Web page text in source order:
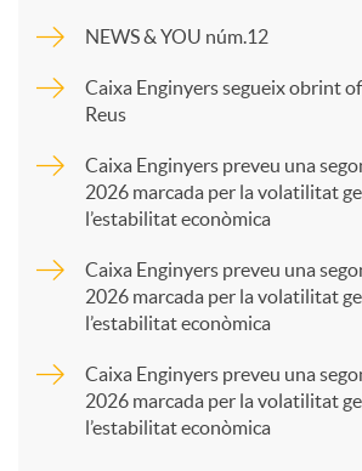
p
a
NEWS & YOU núm.12
Caixa Enginyers segueix obrint
Reus
Caixa Enginyers preveu una
2026 marcada per la volatilitat
l’estabilitat econòmica
Caixa Enginyers preveu una
2026 marcada per la volatilitat
l’estabilitat econòmica
Caixa Enginyers preveu una
2026 marcada per la volatilitat
l’estabilitat econòmica